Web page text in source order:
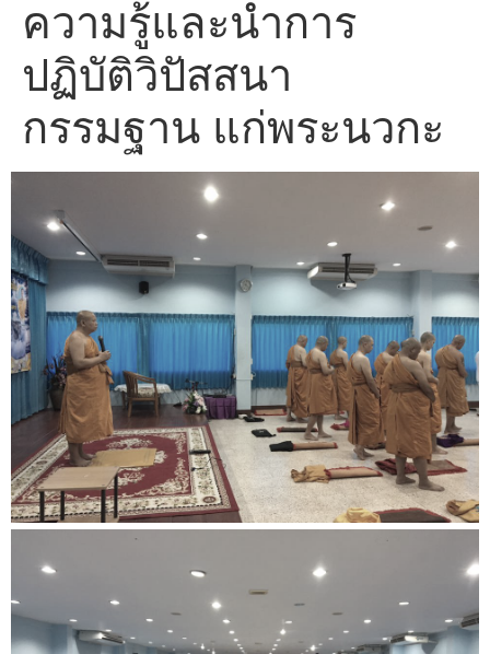
ความรู้และนำการ
ปฏิบัติวิปัสสนา
กรรมฐาน แก่พระนวกะ